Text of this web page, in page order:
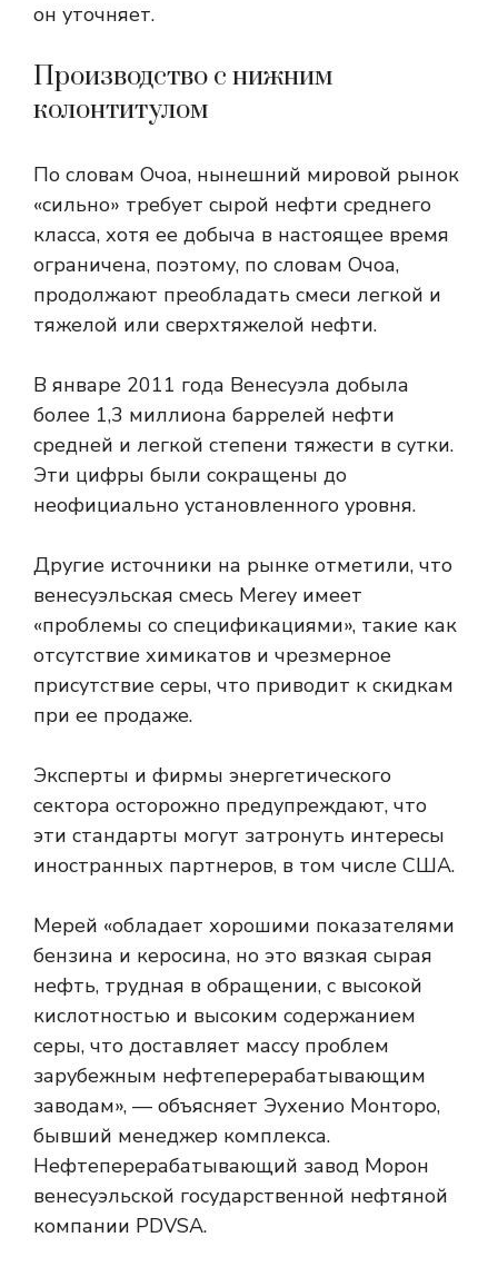
он уточняет.
Производство с нижним
колонтитулом
По словам Очоа, нынешний мировой рынок
«сильно» требует сырой нефти среднего
класса, хотя ее добыча в настоящее время
ограничена, поэтому, по словам Очоа,
продолжают преобладать смеси легкой и
тяжелой или сверхтяжелой нефти.
В январе 2011 года Венесуэла добыла
более 1,3 миллиона баррелей нефти
средней и легкой степени тяжести в сутки.
Эти цифры были сокращены до
неофициально установленного уровня.
Другие источники на рынке отметили, что
венесуэльская смесь Merey имеет
«проблемы со спецификациями», такие как
отсутствие химикатов и чрезмерное
присутствие серы, что приводит к скидкам
при ее продаже.
Эксперты и фирмы энергетического
сектора осторожно предупреждают, что
эти стандарты могут затронуть интересы
иностранных партнеров, в том числе США.
Мерей «обладает хорошими показателями
бензина и керосина, но это вязкая сырая
нефть, трудная в обращении, с высокой
кислотностью и высоким содержанием
серы, что доставляет массу проблем
зарубежным нефтеперерабатывающим
заводам», — объясняет Эухенио Монторо,
бывший менеджер комплекса.
Нефтеперерабатывающий завод Морон
венесуэльской государственной нефтяной
компании PDVSA.